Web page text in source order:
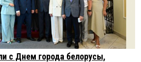
2025 в 10:32:
которые будут нас убеждать, какой
3 апреля 2025 в 09:30:
с Днем города белорусы,